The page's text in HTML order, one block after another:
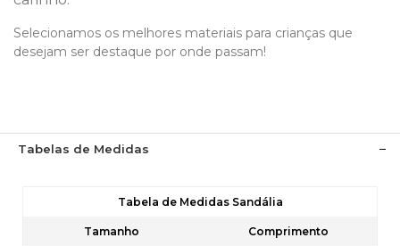
Selecionamos os melhores materiais para crianças que
desejam ser destaque por onde passam!
Tabelas de Medidas
Tabela de Medidas Sandália
Tamanho Comprimento